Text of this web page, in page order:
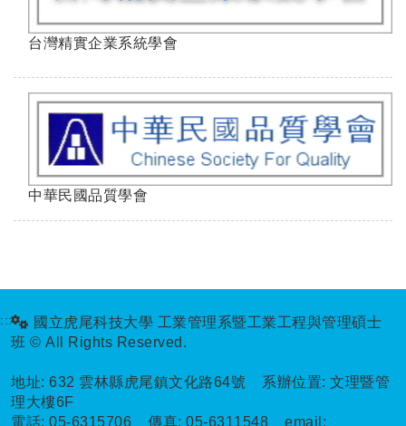
台灣精實企業系統學會
中華民國品質學會
:::
國立虎尾科技大學 工業管理系暨工業工程與管理碩士
班 © All Rights Reserved.
地址:632 雲林縣虎尾鎮文化路64號 系辦位置: 文理暨管
理大樓6F
電話:05-6315706 傳真:05-6311548 email: